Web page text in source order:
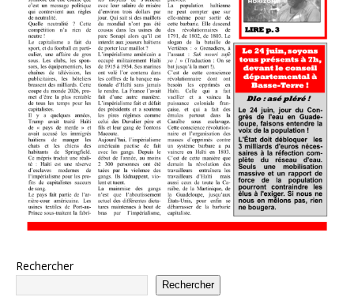
Rechercher
Rechercher